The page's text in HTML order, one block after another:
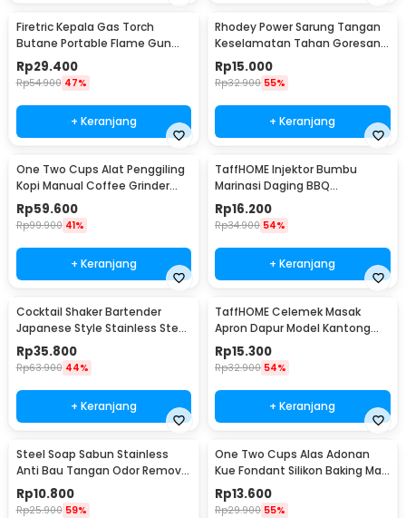
Firetric Kepala Gas Torch
Butane Portable Flame Gun
Adjustable - 807
Rp29.400
Rp54.900 47%
+ Keranjang
Rhodey Power Sarung Tangan
Keselamatan Tahan Goresan
Pisau - EN388
Rp15.000
Rp32.900 55%
+ Keranjang
One Two Cups Alat Penggiling
Kopi Manual Coffee Grinder
Portable - WFCG9800
Rp59.600
Rp99.900 41%
+ Keranjang
TaffHOME Injektor Bumbu
Marinasi Daging BBQ
Seasoning Injector - HC117
Rp16.200
Rp34.900 54%
+ Keranjang
Cocktail Shaker Bartender
Japanese Style Stainless Steel
200ml
Rp35.800
Rp63.900 44%
+ Keranjang
TaffHOME Celemek Masak
Apron Dapur Model Kantong
Pola Spatula - JJ41
Rp15.300
Rp32.900 54%
+ Keranjang
Steel Soap Sabun Stainless
Anti Bau Tangan Odor Remove
- HW071
Rp10.800
Rp25.900 59%
One Two Cups Alas Adonan
Kue Fondant Silikon Baking Mat
Anti Slip - JJ3873
Rp13.600
Rp29.900 55%